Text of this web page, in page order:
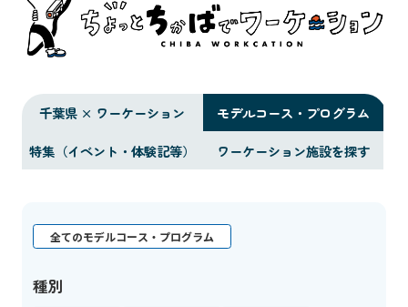
千葉県 × ワーケーション
モデルコース・プログラム
特集（イベント・体験記等）
ワーケーション施設を探す
全てのモデルコース・プログラム
種別